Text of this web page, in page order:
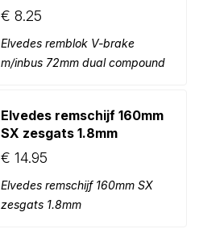
€ 8.25
Elvedes remblok V-brake
m/inbus 72mm dual compound
Elvedes remschijf 160mm
SX zesgats 1.8mm
€ 14.95
Elvedes remschijf 160mm SX
zesgats 1.8mm